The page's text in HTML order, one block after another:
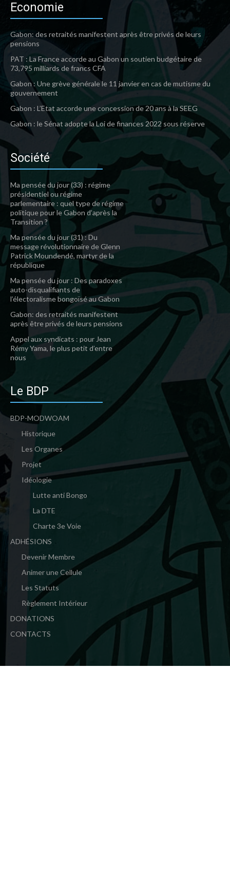
Economie
Gabon: des retraités manifestent après être privés de leurs
pensions
PAT : La France accorde au Gabon un soutien budgétaire de
73,795 milliards de francs CFA
Gabon : Une grève générale le 11 janvier en cas de mutisme du
gouvernement
Gabon : L’Etat accorde une concession de 20 ans à la SEEG
Gabon : le Sénat adopte la Loi de finances 2022 sous réserve
Société
Ma pensée du jour (33) : régime
présidentiel ou régime
parlementaire : quel type de régime
politique pour le Gabon d’après la
Transition ?
Ma pensée du jour (31) : Du
message révolutionnaire de Glenn
Patrick Moundendé, martyr de la
république
Ma pensée du jour : Des paradoxes
auto-disqualifiants de
l’électoralisme bongoïsé au Gabon
Gabon: des retraités manifestent
après être privés de leurs pensions
Appel aux syndicats : pour Jean
Rémy Yama, le plus petit d’entre
nous
Le BDP
BDP-MODWOAM
Historique
Les Organes
Projet
Idéologie
Lutte anti Bongo
La DTE
Charte 3e Voie
ADHÉSIONS
Devenir Membre
Animer une Cellule
Les Statuts
Règlement Intérieur
DONATIONS
CONTACTS